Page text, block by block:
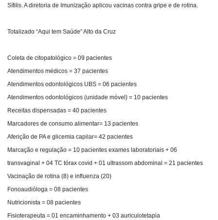
Sífilis. A diretoria de Imunização aplicou vacinas contra gripe e de rotina.
Totalizado “Aqui tem Saúde” Alto da Cruz
Coleta de citopatológico = 09 pacientes
Atendimentos médicos = 37 pacientes
Atendimentos odontológicos UBS = 06 pacientes
Atendimentos odontológicos (unidade móvel) = 10 pacientes
Receitas dispensadas = 40 pacientes
Marcadores de consumo alimentar= 13 pacientes
Aferição de PA e glicemia capilar= 42 pacientes
Marcação e regulação = 10 pacientes exames laboratoriais + 06
transvaginal + 04 TC tórax covid + 01 ultrassom abdominal = 21 pacientes
Vacinação de rotina (8) e influenza (20)
Fonoaudióloga = 08 pacientes
Nutricionista = 08 pacientes
Fisioterapeuta = 01 encaminhamento + 03 auriculotetapia